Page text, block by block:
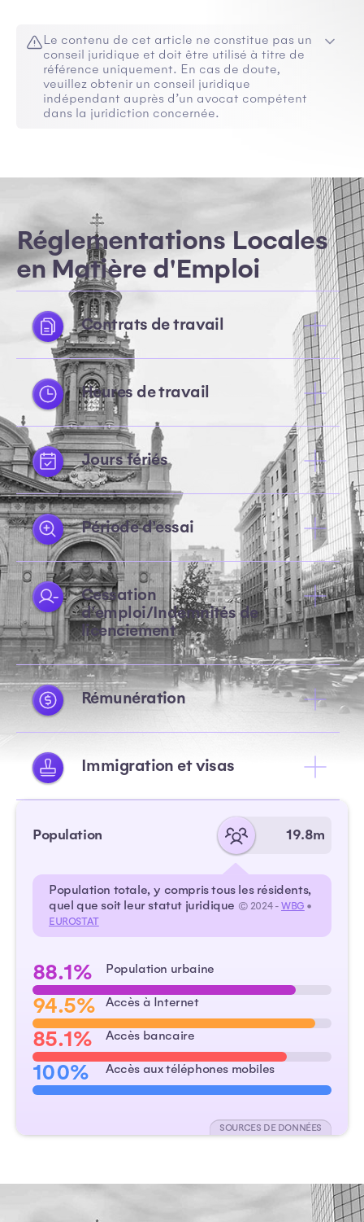
Le contenu de cet article ne constitue pas un
conseil juridique et doit être utilisé à titre de
référence uniquement. En cas de doute,
veuillez obtenir un conseil juridique
indépendant auprès d’un avocat compétent
dans la juridiction concernée.
Réglementations Locales
en Matière d'Emploi
Contrats de travail
Heures de travail
Jours fériés
Période d'essai
Cessation
d'emploi/Indemnités de
licenciement
Rémunération
Immigration et visas
Population 19.8m
Population totale, y compris tous les résidents,
quel que soit leur statut juridique © 2024 -WBG •
EUROSTAT
88.1% Population urbaine
94.5% Accès à Internet
85.1% Accès bancaire
100% Accès aux téléphones mobiles
SOURCES DE DONNÉES